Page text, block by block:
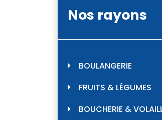
Nos rayons
BOULANGERIE
FRUITS & LÉGUMES
BOUCHERIE &